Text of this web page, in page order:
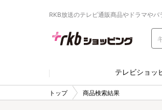
RKB放送のテレビ通販商品やドラマや
テレビショッ
トップ 商品検索結果